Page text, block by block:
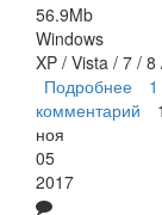
56.9Mb
Windows
XP / Vista / 7 /
Подробнее о
комментарий
ноя
05
2017